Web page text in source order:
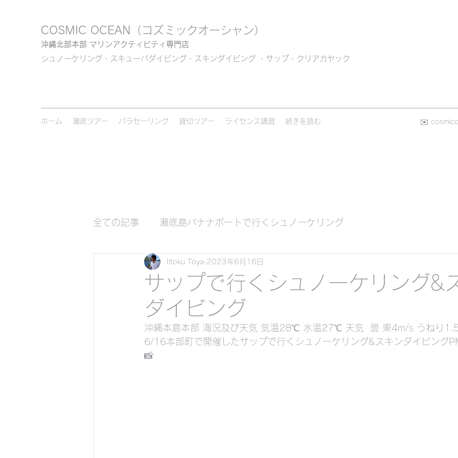
COSMIC OCEAN （コズミックオーシャン）
沖縄北部本部 マリンアクティビティ専門店
シュノーケリング・スキューバダイビング・スキンダイビング ・サップ・クリアカヤック
ホーム 瀬底ツアー パラセーリング 貸切ツアー ライセンス講習 続きを読む ✉️
全ての記事 瀬底島バナナボートで行くシュノーケリング
瀬底島バナナボートで行くスキンダイビング
サップ（スタンドアップパドル ）
貸切クリアーカヤックで行くシュノーケリング&スキンダイビング
サップで行くシュノーケリング&
ダイビング
Ittoku Toya 2023年6月16日
沖縄本島本部 海況及び天気 気温28℃ 水温27℃ 天気  曇 東4m/s うねり
6/16本部町で開催したサップで行くシュノーケリング&スキンダイビング
📸